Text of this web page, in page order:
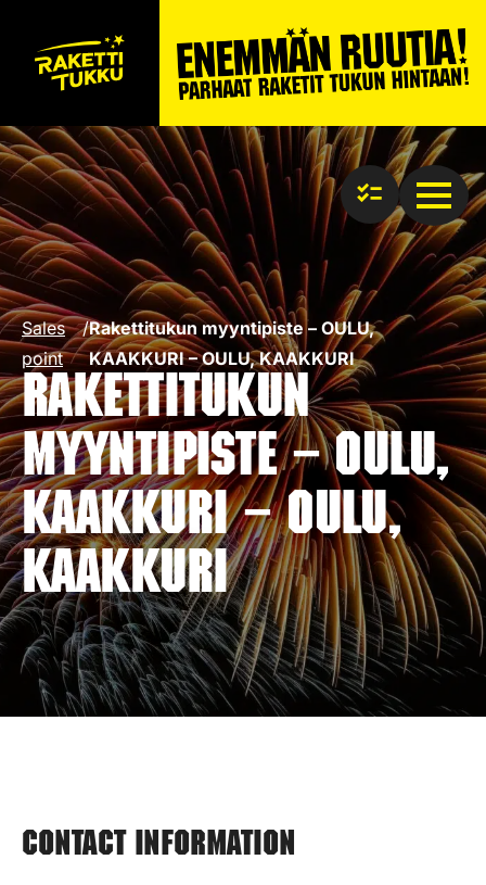
Sales
point
/Rakettitukun myyntipiste – OULU,
KAAKKURI – OULU, KAAKKURI
Rakettitukun
myyntipiste – OULU,
KAAKKURI – OULU,
KAAKKURI
Contact information